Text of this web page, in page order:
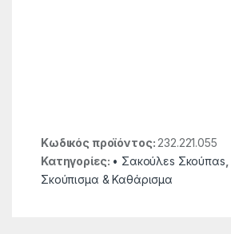
Κωδικός προϊόντος: 232.221.055
Κατηγορίες: • Σακούλεs Σκούπαs
Σκούπισμα & Καθάρισμα